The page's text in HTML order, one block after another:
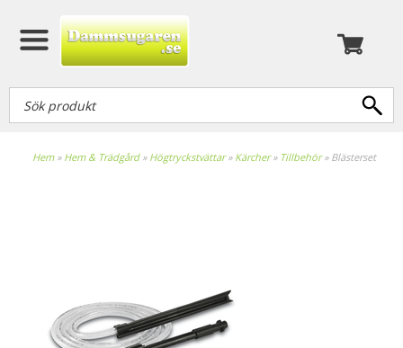
Hem» Hem & Trädgård» Högtryckstvättar» Kärcher» Tillbehör» Blästerset